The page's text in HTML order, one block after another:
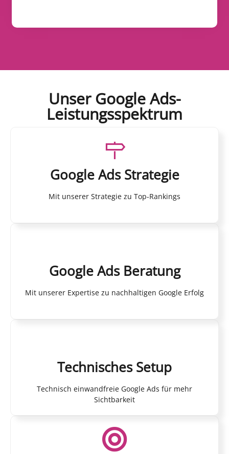
Unser Google Ads-
Leistungsspektrum
Google Ads Strategie
Mit unserer Strategie zu Top-Rankings
Google Ads Beratung
Mit unserer Expertise zu nachhaltigen Google Erfolg
Technisches Setup
Technisch einwandfreie Google Ads für mehr
Sichtbarkeit